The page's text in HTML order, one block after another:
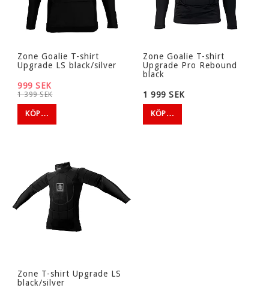
Zone Goalie T-shirt
Upgrade LS black/silver
1 399 SEK
999 SEK
KÖP…
Zone Goalie T-shirt
Upgrade Pro Rebound
black
1 999 SEK
KÖP…
Zone T-shirt Upgrade LS
black/silver